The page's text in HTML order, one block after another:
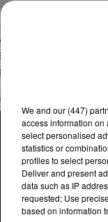
! Ce mardi 9
suite à une
mêler de leurs
le visage.
Post
We and our (447)
access information on
select personalised
statistics or
profiles to select
Deliver and present
data such as IP
requested; Use
based on information